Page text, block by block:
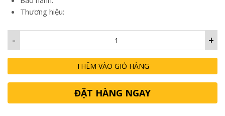
Thương hiệu:
+
-
THÊM VÀO GIỎ HÀNG
ĐẶT HÀNG NGAY